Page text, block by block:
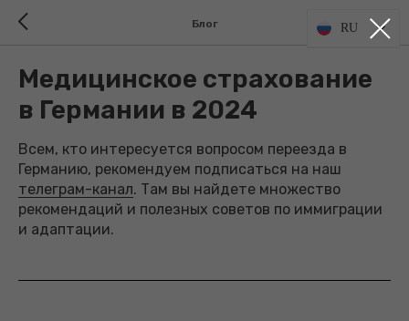
Блог
Медицинское страхование
в Германии в 2024
Всем, кто интересуется вопросом переезда в
Германию, рекомендуем подписаться на наш
телеграм-канал. Там вы найдете множество
рекомендаций и полезных советов по иммиграции
и адаптации.
RU